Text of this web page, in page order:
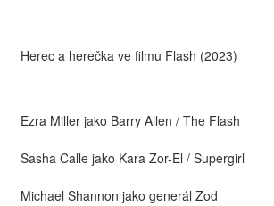
Herec a herečka ve filmu Flash (2023)
Ezra Miller jako Barry Allen / The Flash
Sasha Calle jako Kara Zor-El / Supergirl
Michael Shannon jako generál Zod